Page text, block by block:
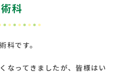
術科
科です。
なってきましたが、皆様はい